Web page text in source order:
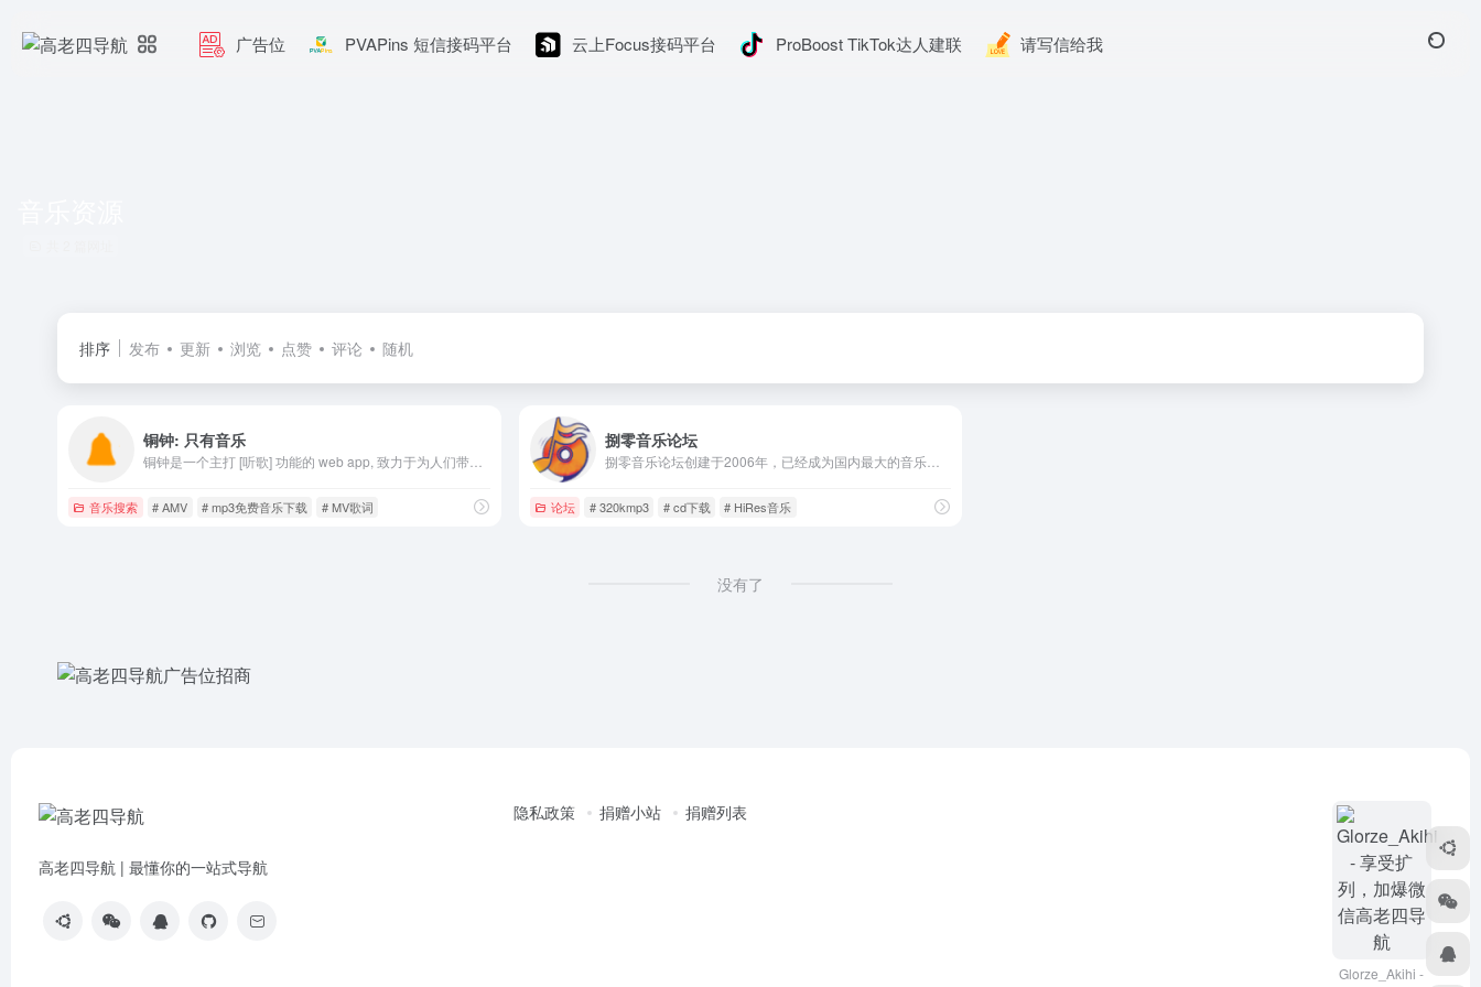
广告位 PVAPins 短信接码平台 云上Focus接码平台 ProBoost TikTok达人建联 请写信给我
排序 发布 更新 浏览 点赞 评论 随机
铜钟: 只有音乐
音乐搜索 # AMV # mp3免费音乐下载 # MV歌词
捌零音乐论坛
捌零音乐论坛创建于2006年，已经成为国内最大的音乐论坛之一。内有丰富的无损音乐资源、DSD资源、高清演唱会MV等。专业发烧音乐试听,最新专辑,发烧器材评测,HD高清MV信息交流 。
论坛 # 320kmp3 # cd下载 # HiRes音乐
没有了
高老四导航 | 最懂你的一站式导航
隐私政策 捐赠小站 捐赠列表
Glorze_Akihi -